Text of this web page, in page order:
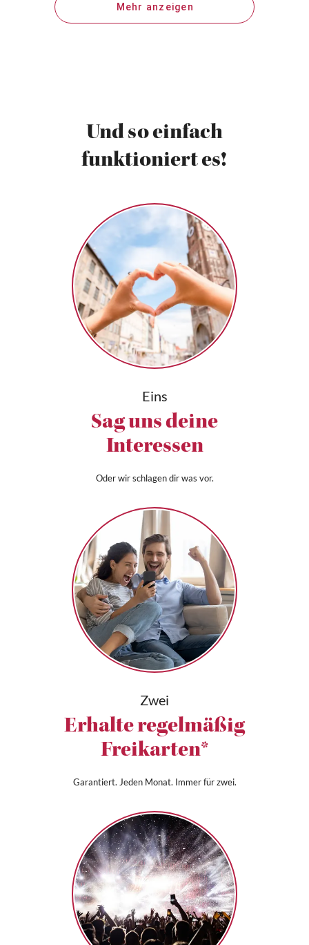
Mehr anzeigen
Und so einfach
funktioniert es!
Eins
Sag uns deine
Interessen
Oder wir schlagen dir was vor.
Zwei
Erhalte regelmäßig
Freikarten*
Garantiert. Jeden Monat. Immer für zwei.